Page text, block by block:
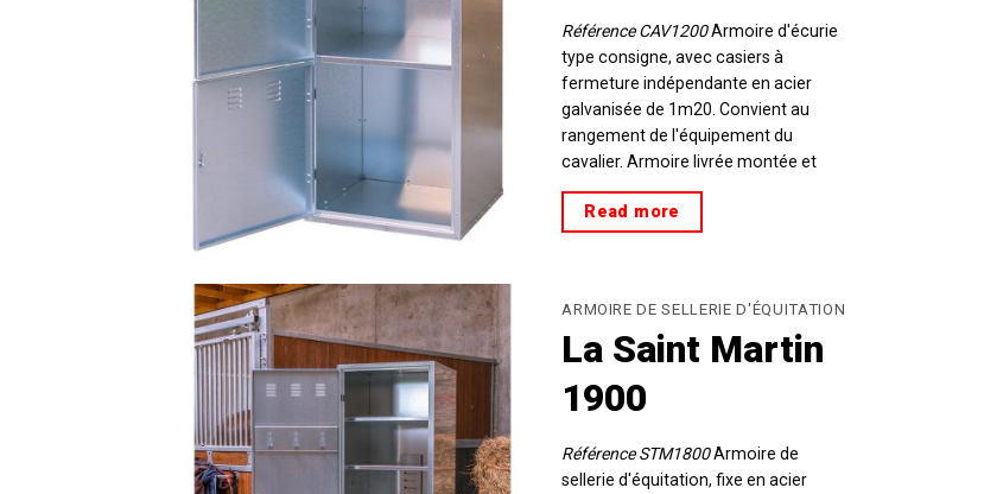
Référence CAV1200Armoire d'écurie
type consigne, avec casiers à
fermeture indépendante en acier
galvanisée de 1m20. Convient au
rangement de l'équipement du
cavalier. Armoire livrée montée et
assemblée.Fabrication française.
Read more
ARMOIRE DE SELLERIE D'ÉQUITATION
La Saint Martin
1900
Référence STM1800Armoire de
sellerie d'équitation, fixe en acier